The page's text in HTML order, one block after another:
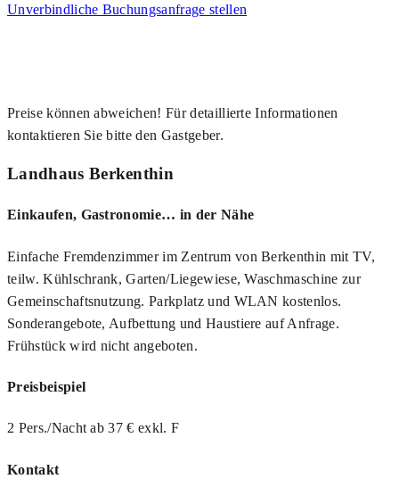
Unverbindliche Buchungsanfrage stellen
Preise können abweichen! Für detaillierte Informationen
kontaktieren Sie bitte den Gastgeber.
Landhaus Berkenthin
Einkaufen, Gastronomie… in der Nähe
Einfache Fremdenzimmer im Zentrum von Berkenthin mit TV,
teilw. Kühlschrank, Garten/Liegewiese, Waschmaschine zur
Gemeinschaftsnutzung. Parkplatz und WLAN kostenlos.
Sonderangebote, Aufbettung und Haustiere auf Anfrage.
Frühstück wird nicht angeboten.
Preisbeispiel
2 Pers./Nacht ab 37 € exkl. F
Kontakt